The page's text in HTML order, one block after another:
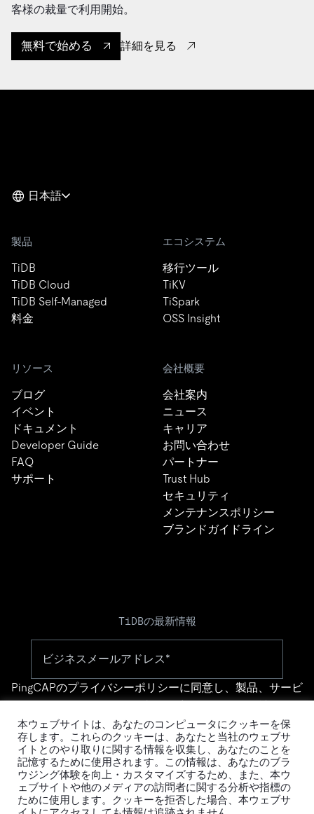
客様の裁量で利用開始。
無料で始める 詳細を見る
日本語
製品
TiDB
TiDB Cloud
TiDB Self-Managed
料金
エコシステム
移行ツール
TiKV
TiSpark
OSS Insight
リソース
ブログ
イベント
ドキュメント
Developer Guide
FAQ
サポート
会社概要
会社案内
ニュース
キャリア
お問い合わせ
パートナー
Trust Hub
セキュリティ
メンテナンスポリシー
ブランドガイドライン
TiDBの最新情報
PingCAPのプライバシーポリシーに同意し、製品、サービ
す。
本ウェブサイトは、あなたのコンピュータにクッキーを保
存します。これらのクッキーは、あなたと当社のウェブサ
イトとのやり取りに関する情報を収集し、あなたのことを
記憶するために使用されます。この情報は、あなたのブラ
ウジング体験を向上・カスタマイズするため、また、本ウ
ェブサイトや他のメディアの訪問者に関する分析や指標の
ために使用します。クッキーを拒否した場合、本ウェブサ